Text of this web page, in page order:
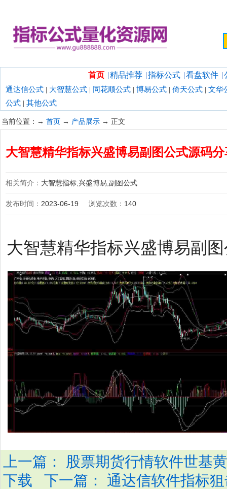
首页 | 精品推荐 | 指标公式 | 看盘软件 |
通达信公式 | 大智慧公式 | 同花顺公式 | 博易公式 | 倚天公式 | 文华
公式 | 其他公式
当前位置：→ 首页 → 产品展示 → 正文
大智慧精华指标兴盛博易副图公式源码
相关简介： 大智慧指标,兴盛博易,副图公式
发布时间： 2023-06-19 浏览次数： 140
大智慧精华指标兴盛博易副
上一篇：
股票期货行情软件世基
下载
下一篇： 通达信软件指标